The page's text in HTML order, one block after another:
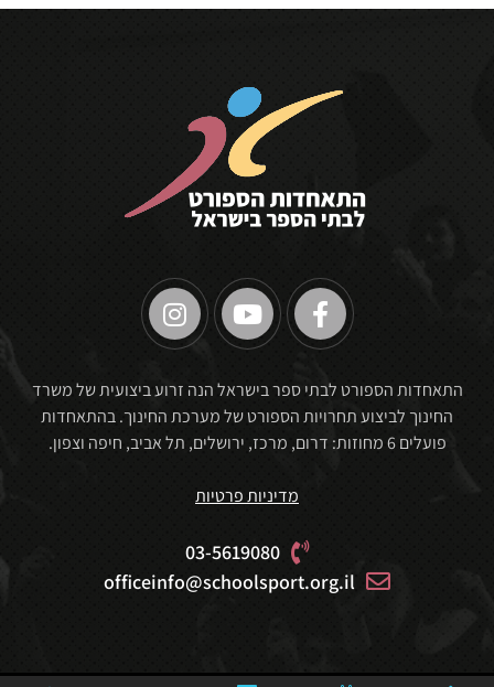
התאחדות הספורט לבתי ספר בישראל הנה זרוע ביצועית של משרד
החינוך לביצוע תחרויות הספורט של מערכת החינוך. בהתאחדות
פועלים 6 מחוזות: דרום, מרכז, ירושלים, תל אביב, חיפה וצפון.
מדיניות פרטיות
03-5619080
officeinfo@schoolsport.org.il